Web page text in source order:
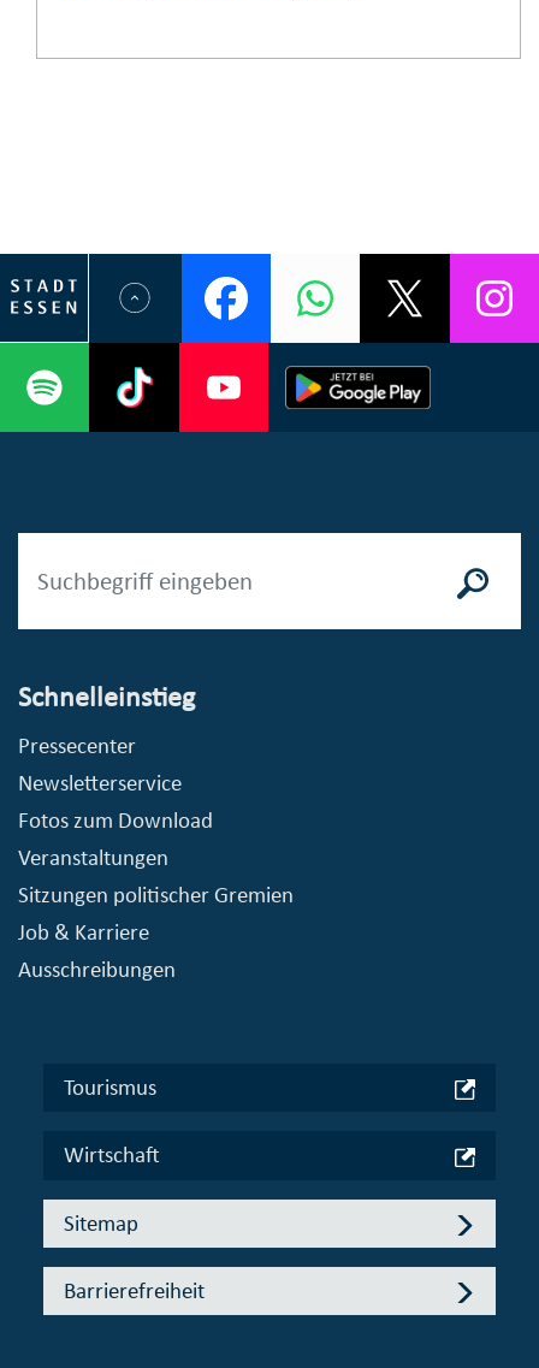
Schnelleinstieg
Pressecenter
Newsletterservice
Fotos zum Download
Veranstaltungen
Sitzungen politischer Gremien
Job & Karriere
Ausschreibungen
Tourismus
Wirtschaft
Sitemap
Barrierefreiheit